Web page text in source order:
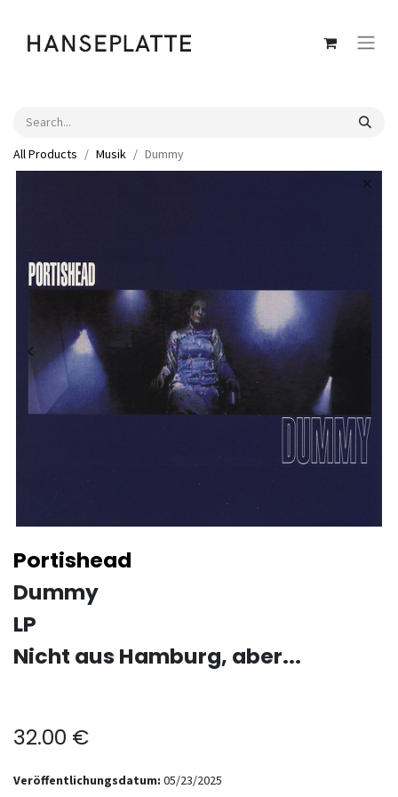
All Products Musik Dummy
Portishead
Dummy
LP
Nicht aus Hamburg, aber...
32.00 €
Veröffentlichungsdatum: 05/23/2025